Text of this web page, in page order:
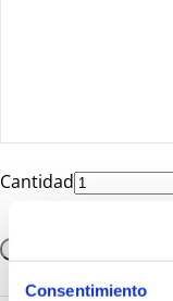
Consentimiento
Cantidad